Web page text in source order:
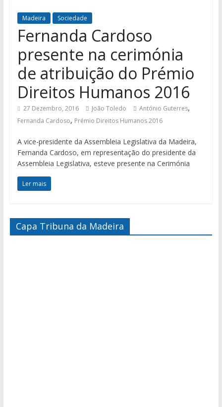
Madeira Sociedade
Fernanda Cardoso
presente na cerimónia
de atribuição do Prémio
Direitos Humanos 2016
27 Dezembro, 2016 João Toledo António Guterres,
Fernanda Cardoso, Prémio Direitos Humanos 2016
A vice-presidente da Assembleia Legislativa da Madeira,
Fernanda Cardoso, em representação do presidente da
Assembleia Legislativa, esteve presente na Cerimónia
Ler mais
Capa Tribuna da Madeira